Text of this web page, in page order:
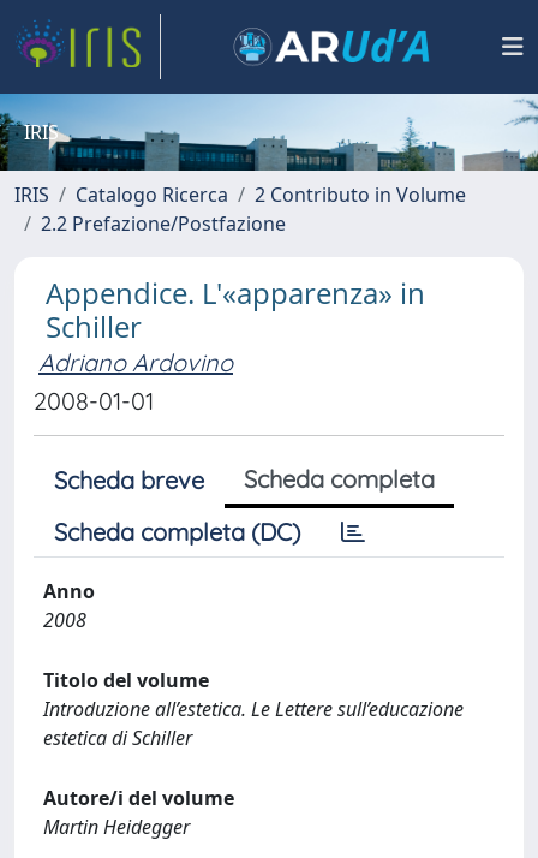
IRIS
IRIS Catalogo Ricerca
2 Contributo in Volume
2.2 Prefazione/Postfazione
Appendice. L'«apparenza» in
Schiller
Adriano Ardovino
2008-01-01
Scheda breve
Scheda completa
Scheda completa (DC)
Anno
2008
Titolo del volume
Introduzione all’estetica. Le Lettere sull’educazione
estetica di Schiller
Autore/i del volume
Martin Heidegger